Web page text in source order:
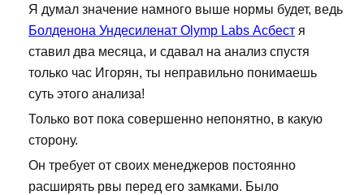
Я думал значение намного выше нормы будет, ведь
Болденона Ундесиленат Olymp Labs Асбест я
ставил два месяца, и сдавал на анализ спустя
только час Игорян, ты неправильно понимаешь
суть этого анализа!
Только вот пока совершенно непонятно, в какую
сторону.
Он требует от своих менеджеров постоянно
расширять рвы перед его замками. Было